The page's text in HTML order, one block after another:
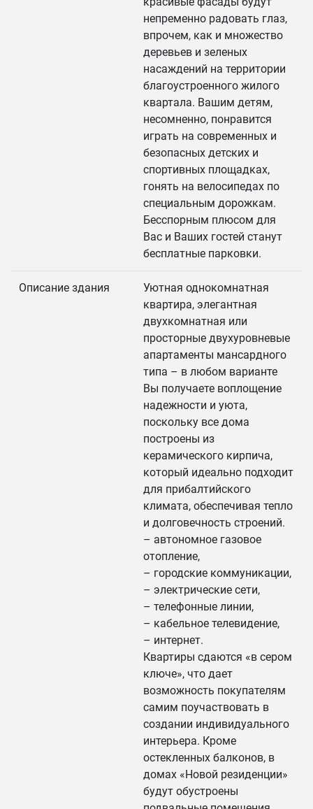
непременно радовать глаз,
впрочем, как и множество
деревьев и зеленых
насаждений на территории
благоустроенного жилого
квартала. Вашим детям,
несомненно, понравится
играть на современных и
безопасных детских и
спортивных площадках,
гонять на велосипедах по
специальным дорожкам.
Бесспорным плюсом для
Вас и Ваших гостей станут
бесплатные парковки.
Описание здания
Уютная однокомнатная
квартира, элегантная
двухкомнатная или
просторные двухуровневые
апартаменты мансардного
типа – в любом варианте
Вы получаете воплощение
надежности и уюта,
поскольку все дома
построены из
керамического кирпича,
который идеально подходит
для прибалтийского
климата, обеспечивая тепло
и долговечность строений.
– автономное газовое
отопление,
– городские коммуникации,
– электрические сети,
– телефонные линии,
– кабельное телевидение,
– интернет.
Квартиры сдаются «в сером
ключе», что дает
возможность покупателям
самим поучаствовать в
создании индивидуального
интерьера. Кроме
остекленных балконов, в
домах «Новой резиденции»
будут обустроены